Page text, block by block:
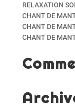
RELAXATION
CHANT DE
CHANT DE
CHANT DE